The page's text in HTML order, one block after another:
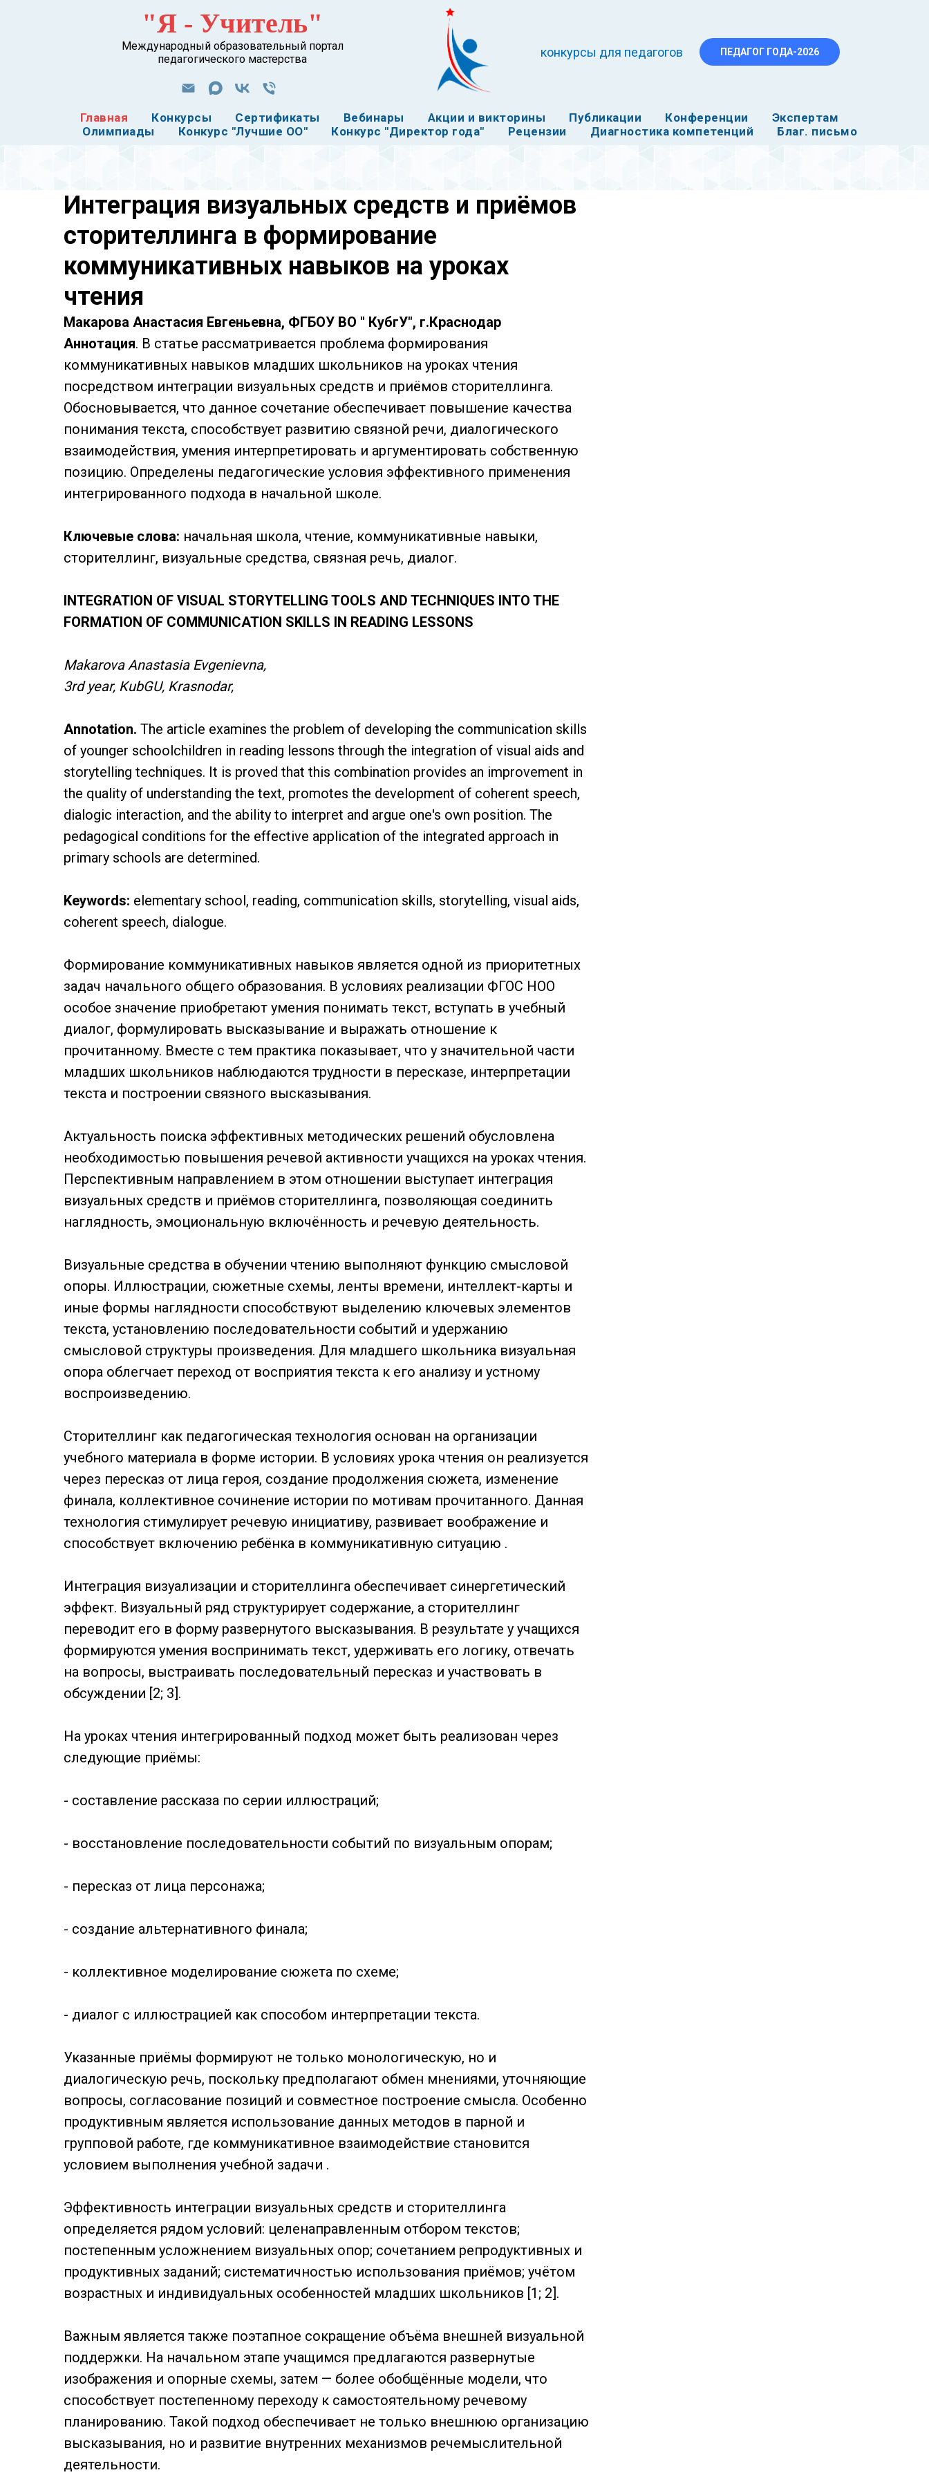
"Я - Учитель"
Международный образовательный портал
педагогического мастерства
конкурсы для педагогов ПЕДАГОГ ГОДА-2026
Главная Конкурсы Сертификаты Вебинары Акции и викторины Публикации Конференции
Экспертам
Олимпиады
Конкурс "Лучшие ОО" Конкурс "Директор года" Рецензии Диагностика компетенций Благ. письмо
Интеграция визуальных средств и приёмов
сторителлинга в формирование
коммуникативных навыков на уроках
чтения
Макарова Анастасия Евгеньевна, ФГБОУ ВО " КубгУ", г.Краснодар
Аннотация. В статье рассматривается проблема формирования
коммуникативных навыков младших школьников на уроках чтения
посредством интеграции визуальных средств и приёмов сторителлинга.
Обосновывается, что данное сочетание обеспечивает повышение качества
понимания текста, способствует развитию связной речи, диалогического
взаимодействия, умения интерпретировать и аргументировать собственную
позицию. Определены педагогические условия эффективного применения
интегрированного подхода в начальной школе.
Ключевые слова: начальная школа, чтение, коммуникативные навыки,
сторителлинг, визуальные средства, связная речь, диалог.
INTEGRATION OF VISUAL STORYTELLING TOOLS AND TECHNIQUES INTO THE
FORMATION OF COMMUNICATION SKILLS IN READING LESSONS
Makarova Anastasia Evgenievna,
3rd year, KubGU, Krasnodar,
Annotation. The article examines the problem of developing the communication skills
of younger schoolchildren in reading lessons through the integration of visual aids and
storytelling techniques. It is proved that this combination provides an improvement in
the quality of understanding the text, promotes the development of coherent speech,
dialogic interaction, and the ability to interpret and argue one's own position. The
pedagogical conditions for the effective application of the integrated approach in
primary schools are determined.
Keywords: elementary school, reading, communication skills, storytelling, visual aids,
coherent speech, dialogue.
Формирование коммуникативных навыков является одной из приоритетных
задач начального общего образования. В условиях реализации ФГОС НОО
особое значение приобретают умения понимать текст, вступать в учебный
диалог, формулировать высказывание и выражать отношение к
прочитанному. Вместе с тем практика показывает, что у значительной части
младших школьников наблюдаются трудности в пересказе, интерпретации
текста и построении связного высказывания.
Актуальность поиска эффективных методических решений обусловлена
необходимостью повышения речевой активности учащихся на уроках чтения.
Перспективным направлением в этом отношении выступает интеграция
визуальных средств и приёмов сторителлинга, позволяющая соединить
наглядность, эмоциональную включённость и речевую деятельность.
Визуальные средства в обучении чтению выполняют функцию смысловой
опоры. Иллюстрации, сюжетные схемы, ленты времени, интеллект-карты и
иные формы наглядности способствуют выделению ключевых элементов
текста, установлению последовательности событий и удержанию
смысловой структуры произведения. Для младшего школьника визуальная
опора облегчает переход от восприятия текста к его анализу и устному
воспроизведению.
Сторителлинг как педагогическая технология основан на организации
учебного материала в форме истории. В условиях урока чтения он реализуется
через пересказ от лица героя, создание продолжения сюжета, изменение
финала, коллективное сочинение истории по мотивам прочитанного. Данная
технология стимулирует речевую инициативу, развивает воображение и
способствует включению ребёнка в коммуникативную ситуацию .
Интеграция визуализации и сторителлинга обеспечивает синергетический
эффект. Визуальный ряд структурирует содержание, а сторителлинг
переводит его в форму развернутого высказывания. В результате у учащихся
формируются умения воспринимать текст, удерживать его логику, отвечать
на вопросы, выстраивать последовательный пересказ и участвовать в
обсуждении [2; 3].
На уроках чтения интегрированный подход может быть реализован через
следующие приёмы:
- составление рассказа по серии иллюстраций;
- восстановление последовательности событий по визуальным опорам;
- пересказ от лица персонажа;
- создание альтернативного финала;
- коллективное моделирование сюжета по схеме;
- диалог с иллюстрацией как способом интерпретации текста.
Указанные приёмы формируют не только монологическую, но и
диалогическую речь, поскольку предполагают обмен мнениями, уточняющие
вопросы, согласование позиций и совместное построение смысла. Особенно
продуктивным является использование данных методов в парной и
групповой работе, где коммуникативное взаимодействие становится
условием выполнения учебной задачи .
Эффективность интеграции визуальных средств и сторителлинга
определяется рядом условий: целенаправленным отбором текстов;
постепенным усложнением визуальных опор; сочетанием репродуктивных и
продуктивных заданий; систематичностью использования приёмов; учётом
возрастных и индивидуальных особенностей младших школьников [1; 2].
Важным является также поэтапное сокращение объёма внешней визуальной
поддержки. На начальном этапе учащимся предлагаются развернутые
изображения и опорные схемы, затем — более обобщённые модели, что
способствует постепенному переходу к самостоятельному речевому
планированию. Такой подход обеспечивает не только внешнюю организацию
высказывания, но и развитие внутренних механизмов речемыслительной
деятельности.